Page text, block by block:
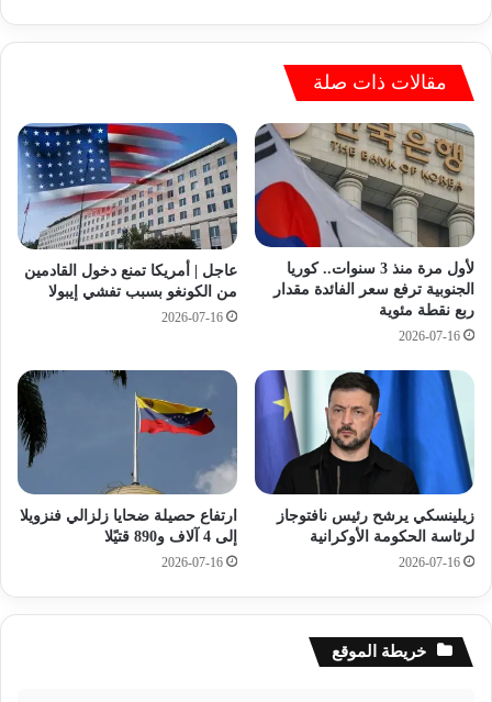
ن
ة
ح
ق
ب
ه
ا
ق
ب
م
ف
ي
أ
ق
2
د
ة
ب
ا
ت
ج
غ
ر
ا
ي
إ
ع
ل
ا
ن
ت
ل
مقالات ذات صلة
لأول مرة منذ 3 سنوات.. كوريا
الجنوبية ترفع سعر الفائدة مقدار
ربع نقطة مئوية
2026-07-16
عاجل | أمريكا تمنع دخول القادمين
من الكونغو بسبب تفشي إيبولا
2026-07-16
زيلينسكي يرشح رئيس نافتوجاز
لرئاسة الحكومة الأوكرانية
2026-07-16
ارتفاع حصيلة ضحايا زلزالي فنزويلا
إلى 4 آلاف و890 قتيًلا
2026-07-16
خريطة الموقع